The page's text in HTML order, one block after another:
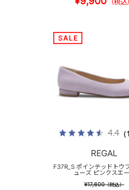
（税込）
4.4（
REGAL
F37R_S ポインテッドトウ
ューズ ピンクスエ
¥17,600（税込）